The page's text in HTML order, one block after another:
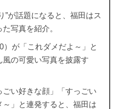
”が話題になると、福田はス
写真を紹介。
）が「これダメだよ～」と
の可愛い写真を披露す
ごい好きな顔」「すっごい
」と連発すると、福田は